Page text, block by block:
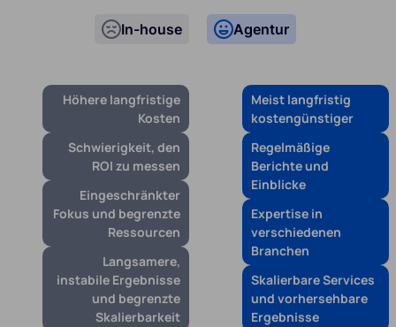
In-house
Höhere langfristige
Kosten
Schwierigkeit, den
ROI zu messen
Eingeschränkter
Fokus und begrenzte
Ressourcen
Langsamere,
instabile Ergebnisse
und begrenzte
Skalierbarkeit
Agentur
Meist langfristig
kostengünstiger
Regelmäßige
Berichte und
Einblicke
Expertise in
verschiedenen
Branchen
Skalierbare Services
und vorhersehbare
Ergebnisse